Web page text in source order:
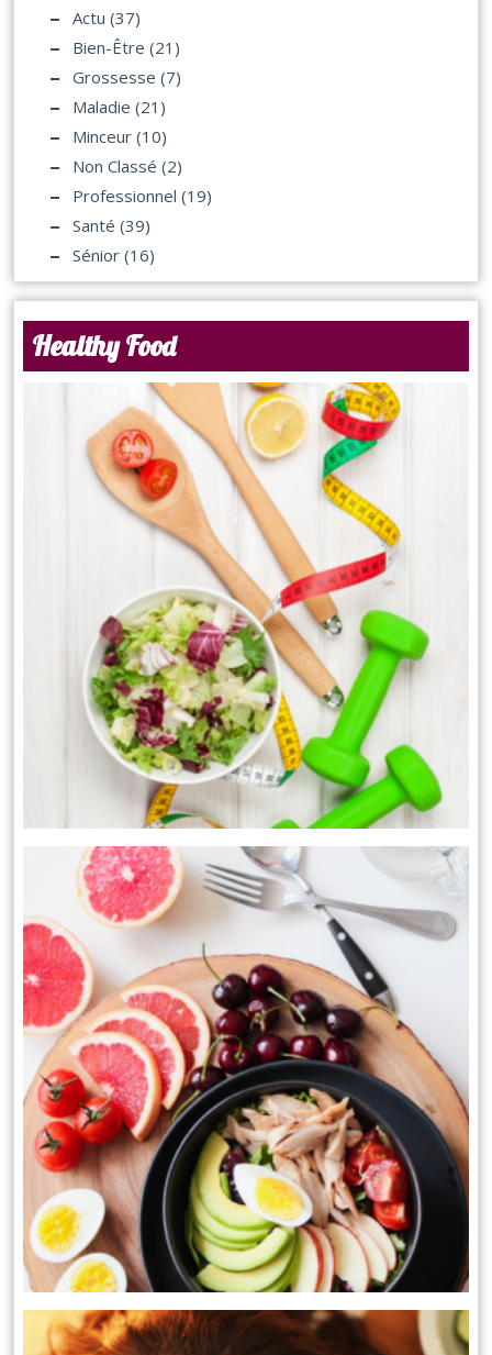
Actu (37)
Bien-Être (21)
Grossesse (7)
Maladie (21)
Minceur (10)
Non Classé (2)
Professionnel (19)
Santé (39)
Sénior (16)
Healthy Food